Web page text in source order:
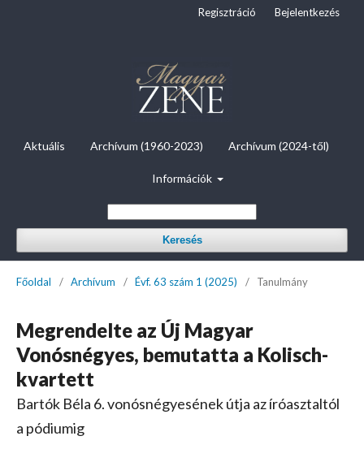
Aktuális Archívum (1960-2023) Archívum (2024-től)
Információk
Keresés
Regisztráció Bejelentkezés
Főoldal / Archívum / Évf. 63 szám 1 (2025) / Tanulmány
Megrendelte az Új Magyar
Vonósnégyes, bemutatta a Kolisch-
kvartett
Bartók Béla 6. vonósnégyesének útja az íróasztaltól
a pódiumig